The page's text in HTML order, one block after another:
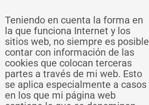
Teniendo en cuenta la forma en
la que funciona Internet y los
sitios web, no siempre es posible
contar con información de las
cookies que colocan terceras
partes a través de mi web. Esto
se aplica especialmente a casos
en los que mi página web